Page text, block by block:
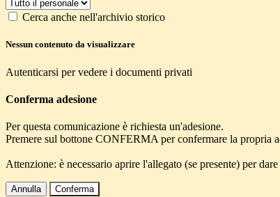
Cerca anche nell'archivio storico
Nessun contenuto da visualizzare
Autenticarsi per vedere i documenti privati
Conferma adesione
Per questa comunicazione è richiesta un'adesione.
Premere sul bottone CONFERMA per confermare la propria
Attenzione: è necessario aprire l'allegato (se presente) per
Annulla Conferma